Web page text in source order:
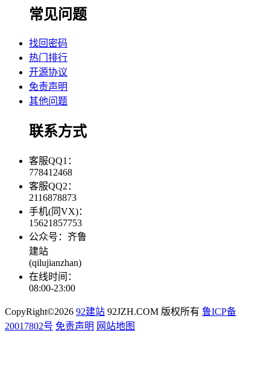
常见问题
找回密码
热门排行
开源协议
免责声明
其他问题
联系方式
客服QQ1：
778412468
客服QQ2：
2116878873
手机(同VX)：
15621857753
公众号：齐鲁
建站
(qilujianzhan)
在线时间：
08:00-23:00
CopyRight©2026 92建站 92JZH.COM 版权所有 鲁ICP备
20017802号 免责声明 网站地图